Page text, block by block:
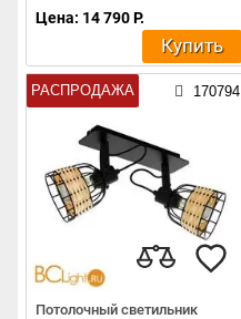
Цена: 14 790 Р.
Купить
РАСПРОДАЖА 170794
Потолочный светильник